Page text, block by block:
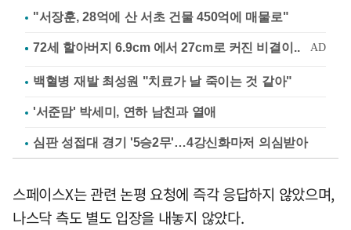
"서장훈, 28억에 산 서초 건물 450억에 매물로"
백혈병 재발 최성원 "치료가 날 죽이는 것 같아"
'서준맘' 박세미, 연하 남친과 열애
심판 성접대 경기 '5승2무'…4강신화마저 의심받아
스페이스X는 관련 논평 요청에 즉각 응답하지 않았으며,
나스닥 측도 별도 입장을 내놓지 않았다.